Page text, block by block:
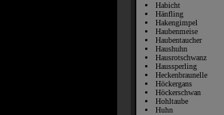
Habicht
Hänfling
Hakengimpel
Haubenmeise
Haubentaucher
Haushuhn
Hausrotschwanz
Haussperling
Heckenbraunelle
Höckergans
Höckerschwan
Hohltaube
Huhn